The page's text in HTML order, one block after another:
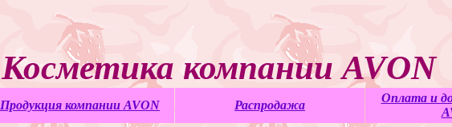
Косметика компании AVON
Продукция компании AVON Распродажа
Оплата и